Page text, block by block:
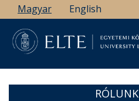
Ugrás
a
tartalomra
Magyar English
RÓLUNK